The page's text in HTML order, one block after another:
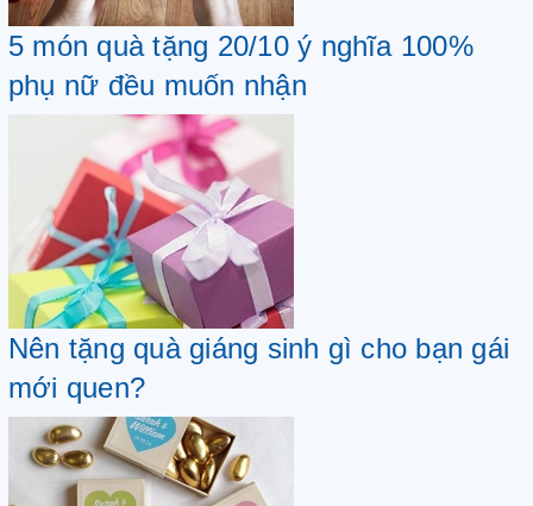
5 món quà tặng 20/10 ý nghĩa 100%
phụ nữ đều muốn nhận
Nên tặng quà giáng sinh gì cho bạn gái
mới quen?